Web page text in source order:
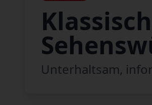
Unterhaltsam,